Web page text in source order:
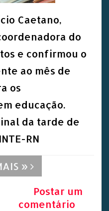
Caetano,
do
e confirmou o
ao mês de
os
educação.
da tarde de
RN
»
Postar um
comentário